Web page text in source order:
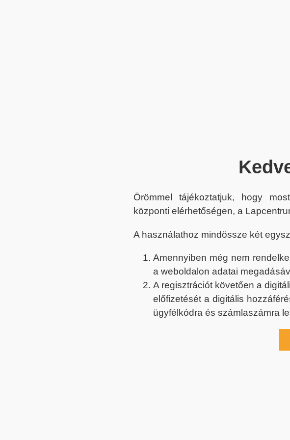
Örömmel tájékoztatjuk, hogy
központi elérhetőségen, a
A használathoz mindössze két
Amennyiben még nem
a weboldalon adatai
A regisztrációt követően a
előfizetését a digitális
ügyfélkódra és számlaszámra